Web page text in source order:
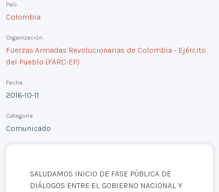
País
Colombia
Organización
Fuerzas Armadas Revolucionarias de Colombia - Ejército
del Pueblo (FARC-EP)
Fecha
2016-10-11
Categoría
Comunicado
SALUDAMOS INICIO DE FASE PÚBLICA DE
DIÁLOGOS ENTRE EL GOBIERNO NACIONAL Y